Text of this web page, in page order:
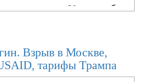
Саммит ШОС, союз
и реформирование
Готовность Киева к потере
Украина без
помощи? Почему Штаты
Трампу
команду?
Взрыв в Москве,
тарифы Трампа